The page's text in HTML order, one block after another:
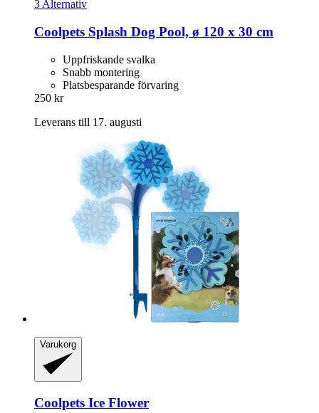
3 Alternativ
Coolpets Splash Dog Pool, ø 120 x 30 cm
Uppfriskande svalka
Snabb montering
Platsbesparande förvaring
250 kr
Leverans till 17. augusti
Varukorg
Coolpets Ice Flower